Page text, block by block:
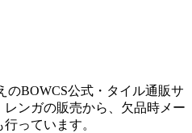
のBOWCS公式・タイル通販サ
ンガの販売から、欠品時メー
っています。